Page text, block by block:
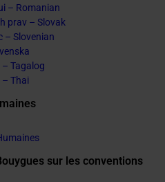
– Romanian
prav – Slovak
– Slovenian
Tagalog
Thai
sur les conventions